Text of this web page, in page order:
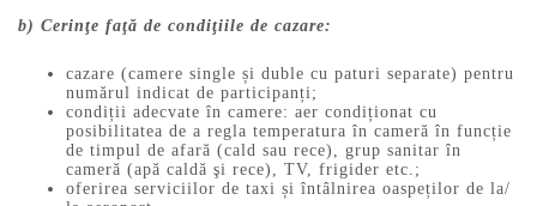
b) Cerinţe faţă de condiţiile de cazare:
cazare (camere single și duble cu paturi separate) pentru
numărul indicat de participanți;
condiții adecvate în camere: aer condiționat cu
posibilitatea de a regla temperatura în cameră în funcție
de timpul de afară (cald sau rece), grup sanitar în
cameră (apă caldă şi rece), TV, frigider etc.;
oferirea serviciilor de taxi și întâlnirea oaspeților de la/